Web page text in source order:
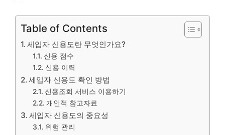
Table of Contents
세입자 신용도란 무엇인가요?
신용 점수
신용 이력
세입자 신용도 확인 방법
신용조회 서비스 이용하기
개인적 참고자료
세입자 신용도의 중요성
위험 관리